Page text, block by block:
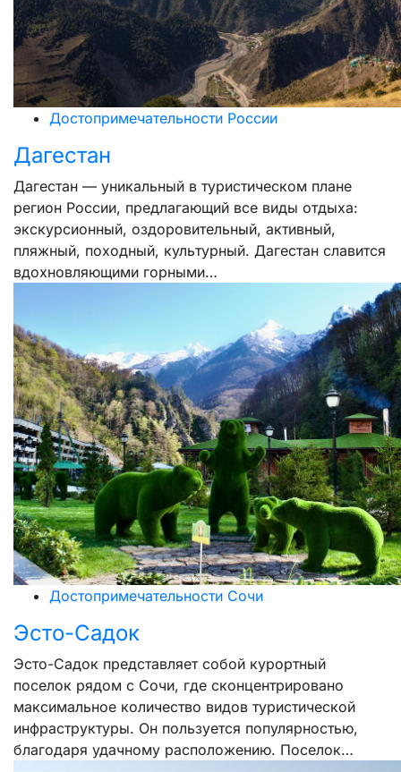
Достопримечательности России
Дагестан
Дагестан — уникальный в туристическом плане
регион России, предлагающий все виды отдыха:
экскурсионный, оздоровительный, активный,
пляжный, походный, культурный. Дагестан славится
вдохновляющими горными…
Достопримечательности Сочи
Эсто-Садок
Эсто-Садок представляет собой курортный
поселок рядом с Сочи, где сконцентрировано
максимальное количество видов туристической
инфраструктуры. Он пользуется популярностью,
благодаря удачному расположению. Поселок…